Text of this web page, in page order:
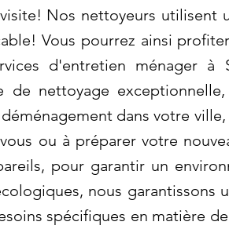
Nos nettoyeurs
Vous pourrez ainsi
d'entretien ménager à
de nettoyage
dans votre
ou à préparer votre
pour garantir un
nous garantissons
spécifiques en matière